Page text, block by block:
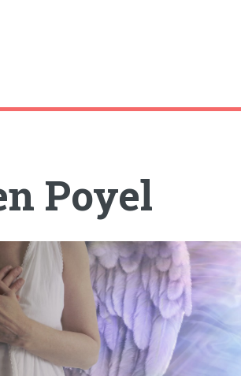
Poyel